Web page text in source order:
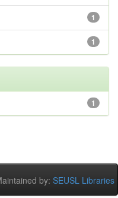
1
1
1
by: SEUSL Libraries